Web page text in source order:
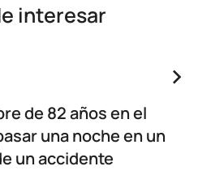
interesar
de 82 años en el
una noche en un
un accidente